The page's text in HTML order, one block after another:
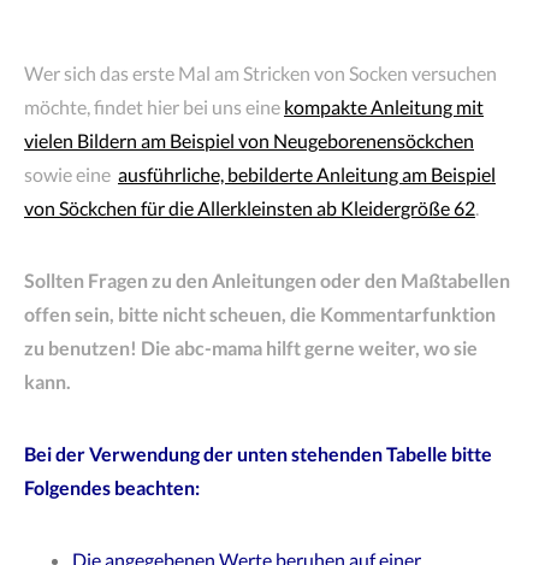
Wer sich das erste Mal am Stricken von Socken versuchen
möchte, findet hier bei uns eine kompakte Anleitung mit
vielen Bildern am Beispiel von Neugeborenensöckchen
sowie eine ausführliche, bebilderte Anleitung am Beispiel
von Söckchen für die Allerkleinsten ab Kleidergröße 62.
Sollten Fragen zu den Anleitungen oder den Maßtabellen
offen sein, bitte nicht scheuen, die Kommentarfunktion
zu benutzen! Die abc-mama hilft gerne weiter, wo sie
kann.
Bei der Verwendung der unten stehenden Tabelle bitte
Folgendes beachten:
Die angegebenen Werte beruhen auf einer